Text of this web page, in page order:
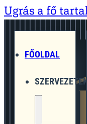
Ugrás a fő
FŐOLDAL